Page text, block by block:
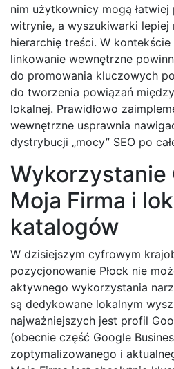
nim użytkownicy mogą łatwiej
witrynie, a wyszukiwarki lepiej
hierarchię treści. W
linkowanie wewnętrzne
do promowania kluczowych
do tworzenia powiązań
lokalnej. Prawidłowo
wewnętrzne usprawnia
dystrybucji „mocy” SEO po
Wykorzystanie
Moja Firma i
katalogów
W dzisiejszym cyfrowym
pozycjonowanie Płock nie
aktywnego wykorzystania
są dedykowane lokalnym
najważniejszych jest profil
(obecnie część Google
zoptymalizowanego i